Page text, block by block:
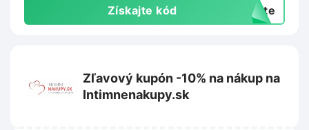
Získajte kód exte
Zľavový kupón -10% na nákup na
Intimnenakupy.sk